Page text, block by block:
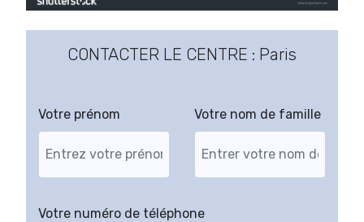
CONTACTER LE CENTRE : Paris
Votre prénom Votre nom de famille
Votre numéro de téléphone